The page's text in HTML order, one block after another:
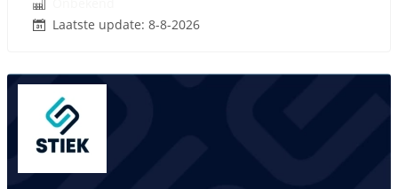
Laatste update: 8-8-2026